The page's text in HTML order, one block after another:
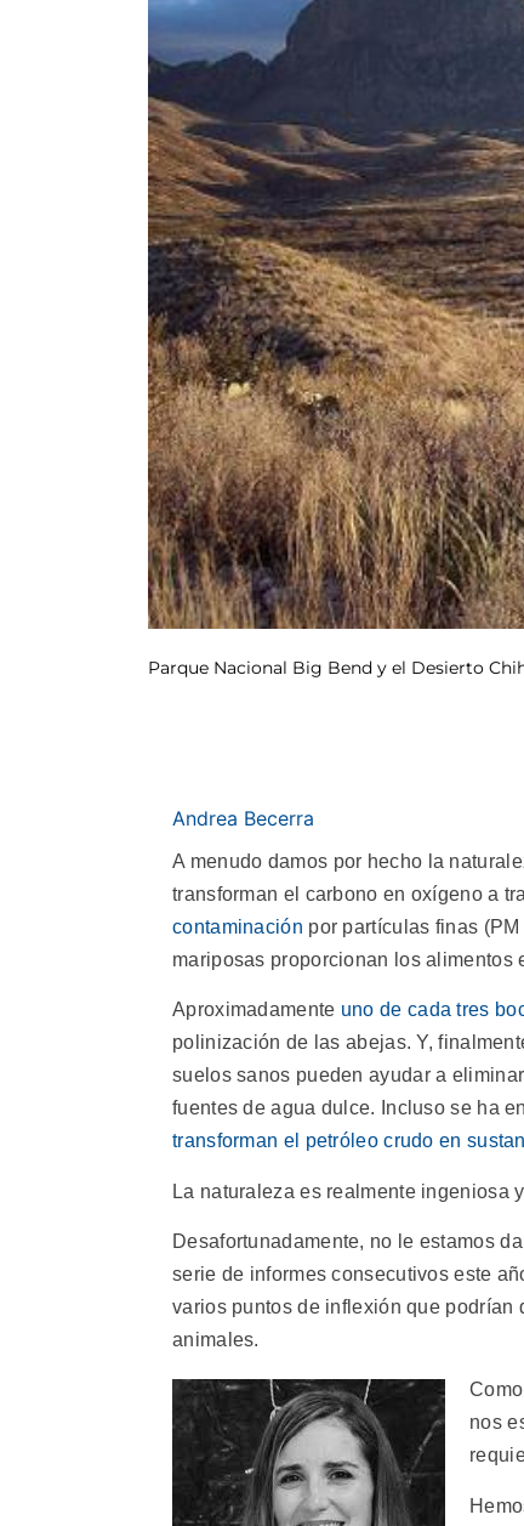
Parque Nacional Big Bend y el Desierto
Andrea Becerra
A menudo damos por hecho la
transforman el carbono en oxígeno a
contaminación por partículas finas
mariposas proporcionan los alimentos
Aproximadamente uno de cada tres
polinización de las abejas. Y,
suelos sanos pueden ayudar a
fuentes de agua dulce. Incluso se ha
transforman el petróleo crudo en
La naturaleza es realmente ingeniosa
Desafortunadamente, no le estamos
serie de informes consecutivos este
varios puntos de inflexión que podrían
animales.
Como
nos